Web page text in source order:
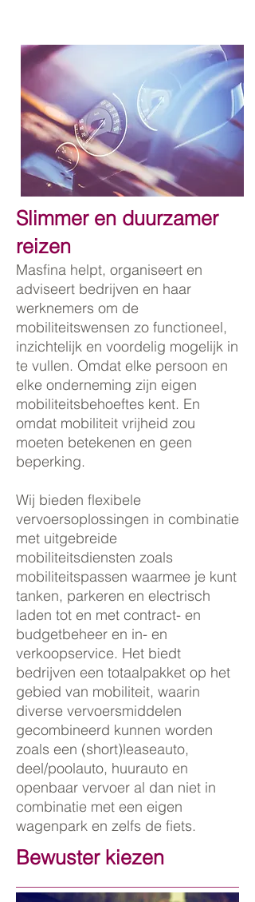
Slimmer en duurzamer
reizen
Masfina helpt, organiseert en
adviseert bedrijven en haar
werknemers om de
mobiliteitswensen zo functioneel,
inzichtelijk en voordelig mogelijk in
te vullen. Omdat elke persoon en
elke onderneming zijn eigen
mobiliteitsbehoeftes kent. En
omdat mobiliteit vrijheid zou
moeten betekenen en geen
beperking.
Wij bieden flexibele
vervoersoplossingen in combinatie
met uitgebreide
mobiliteitsdiensten zoals
mobiliteitspassen waarmee je kunt
tanken, parkeren en electrisch
laden tot en met contract- en
budgetbeheer en in- en
verkoopservice. Het biedt
bedrijven een totaalpakket op het
gebied van mobiliteit, waarin
diverse vervoersmiddelen
gecombineerd kunnen worden
zoals een (short)leaseauto,
deel/poolauto, huurauto en
openbaar vervoer al dan niet in
combinatie met een eigen
wagenpark en zelfs de fiets.
Bewuster kiezen